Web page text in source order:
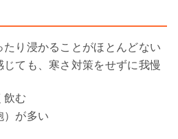
り浸かることがほとんどない
ても、寒さ対策をせずに我慢
飲む
）が多い